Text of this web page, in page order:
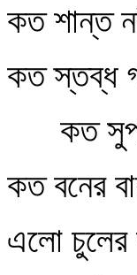
কত শান্ত
কত স্তব্ধ
কত সুপ্ত
কত বনের
এলো